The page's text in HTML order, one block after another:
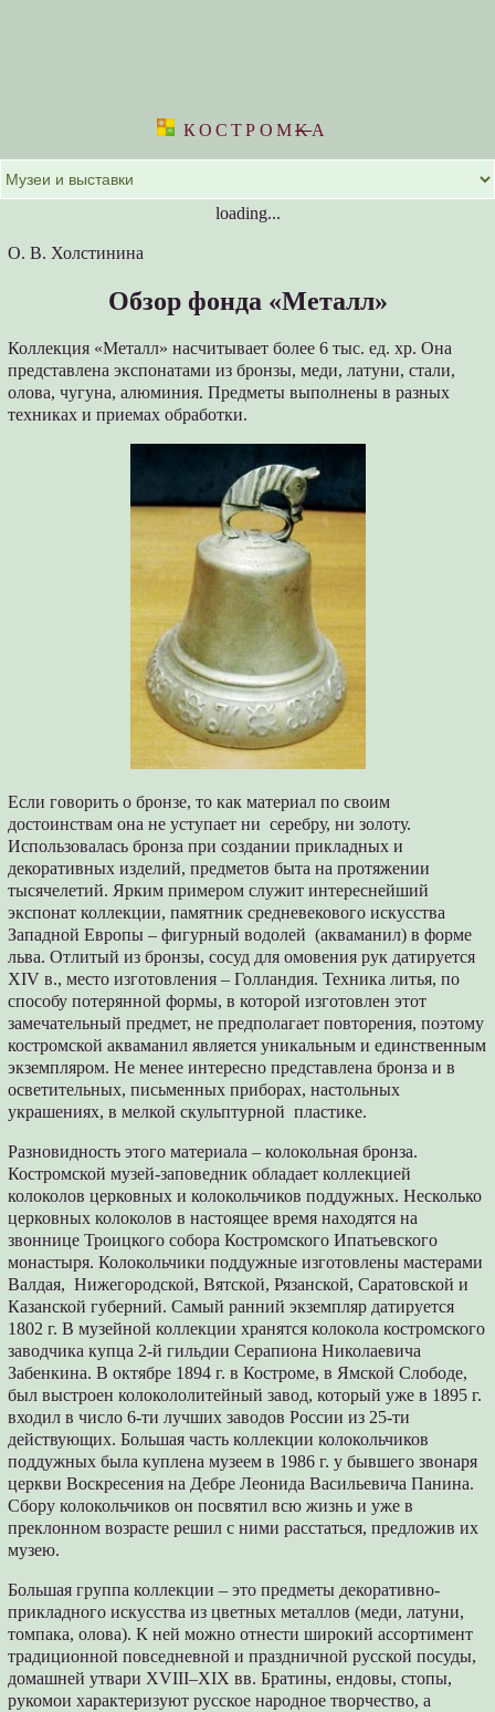
КОСТРОМKА
loading...
О. В. Холстинина
Обзор фонда «Металл»
Коллекция «Металл» насчитывает более 6 тыс. ед. хр. Она
представлена экспонатами из бронзы, меди, латуни, стали,
олова, чугуна, алюминия. Предметы выполнены в разных
техниках и приемах обработки.
Если говорить о бронзе, то как материал по своим
достоинствам она не уступает ни серебру, ни золоту.
Использовалась бронза при создании прикладных и
декоративных изделий, предметов быта на протяжении
тысячелетий. Ярким примером служит интереснейший
экспонат коллекции, памятник средневекового искусства
Западной Европы – фигурный водолей (акваманил) в форме
льва. Отлитый из бронзы, сосуд для омовения рук датируется
XIV в., место изготовления – Голландия. Техника литья, по
способу потерянной формы, в которой изготовлен этот
замечательный предмет, не предполагает повторения, поэтому
костромской акваманил является уникальным и единственным
экземпляром. Не менее интересно представлена бронза и в
осветительных, письменных приборах, настольных
украшениях, в мелкой скульптурной пластике.
Разновидность этого материала – колокольная бронза.
Костромской музей-заповедник обладает коллекцией
колоколов церковных и колокольчиков поддужных. Несколько
церковных колоколов в настоящее время находятся на
звоннице Троицкого собора Костромского Ипатьевского
монастыря. Колокольчики поддужные изготовлены мастерами
Валдая, Нижегородской, Вятской, Рязанской, Саратовской и
Казанской губерний. Самый ранний экземпляр датируется
1802 г. В музейной коллекции хранятся колокола костромского
заводчика купца 2-й гильдии Серапиона Николаевича
Забенкина. В октябре 1894 г. в Костроме, в Ямской Слободе,
был выстроен колокололитейный завод, который уже в 1895 г.
входил в число 6-ти лучших заводов России из 25-ти
действующих. Большая часть коллекции колокольчиков
поддужных была куплена музеем в 1986 г. у бывшего звонаря
церкви Воскресения на Дебре Леонида Васильевича Панина.
Сбору колокольчиков он посвятил всю жизнь и уже в
преклонном возрасте решил с ними расстаться, предложив их
музею.
Большая группа коллекции – это предметы декоративно-
прикладного искусства из цветных металлов (меди, латуни,
томпака, олова). К ней можно отнести широкий ассортимент
традиционной повседневной и праздничной русской посуды,
домашней утвари XVIII–XIX вв. Братины, ендовы, стопы,
рукомои характеризуют русское народное творчество, а